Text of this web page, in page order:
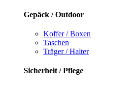
Gepäck / Outdoor
Koffer / Boxen
Taschen
Träger / Halter
Sicherheit / Pflege